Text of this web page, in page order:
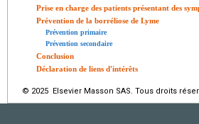
Prise en charge des patients présentant des
Prévention de la borréliose de Lyme
Prévention primaire
Prévention secondaire
Conclusion
Déclaration de liens d'intérêts
© 2025 Elsevier Masson SAS. Tous droits